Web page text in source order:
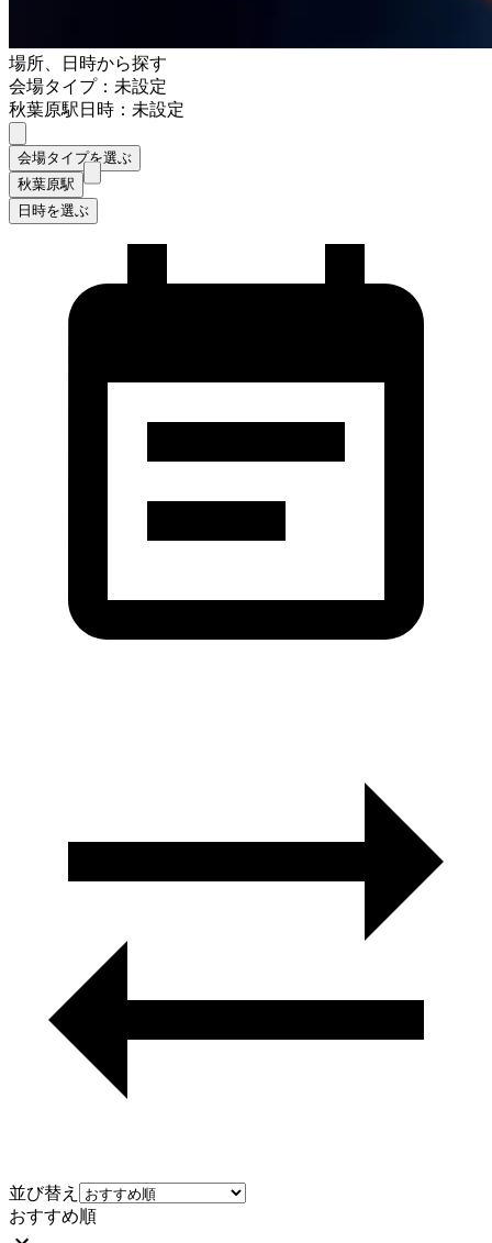
場所、日時から探す
会場タイプ：未設定
秋葉原駅日時：未設定
会場タイプを選ぶ
秋葉原駅
日時を選ぶ
並び替え
おすすめ順